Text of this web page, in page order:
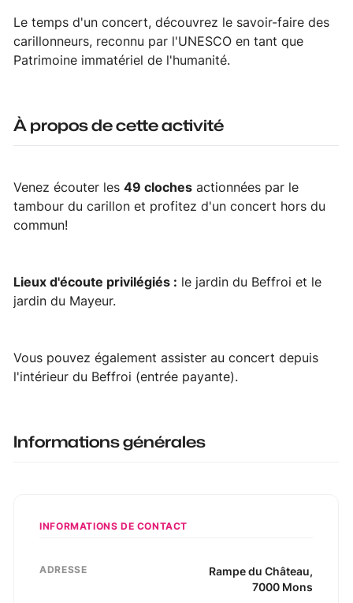
Le temps d'un concert, découvrez le savoir-faire des
carillonneurs, reconnu par l'UNESCO en tant que
Patrimoine immatériel de l'humanité.
À propos de cette activité
Venez écouter les49 cloches actionnées par le
tambour du carillon et profitez d'un concert hors du
commun!
Lieux d'écoute privilégiés : le jardin du Beffroi et le
jardin du Mayeur.
Vous pouvez également assister au concert depuis
l'intérieur du Beffroi (entrée payante).
Informations générales
INFORMATIONS DE CONTACT
ADRESSE Rampe du Château,
7000 Mons